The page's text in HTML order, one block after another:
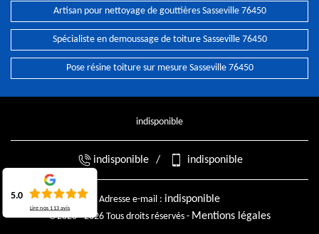
Artisan pour nettoyage de gouttières Sasseville 76450
Spécialiste en demoussage de toiture Sasseville 76450
Pose résine toiture sur mesure Sasseville 76450
indisponible
indisponible / indisponible
Adresse e-mail : indisponible
©2026 - 2026 Tous droits réservés - Mentions légales
5.0
Lire nos113 avis